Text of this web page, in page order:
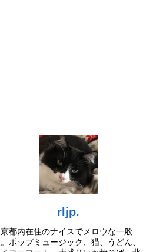
rljp.
都内在住のナイスでメロウな一般
ポップミュージック、猫、うどん、